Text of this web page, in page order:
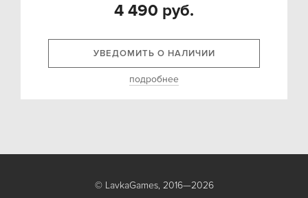
4 490 руб.
УВЕДОМИТЬ О НАЛИЧИИ
подробнее
© LavkaGames, 2016—2026